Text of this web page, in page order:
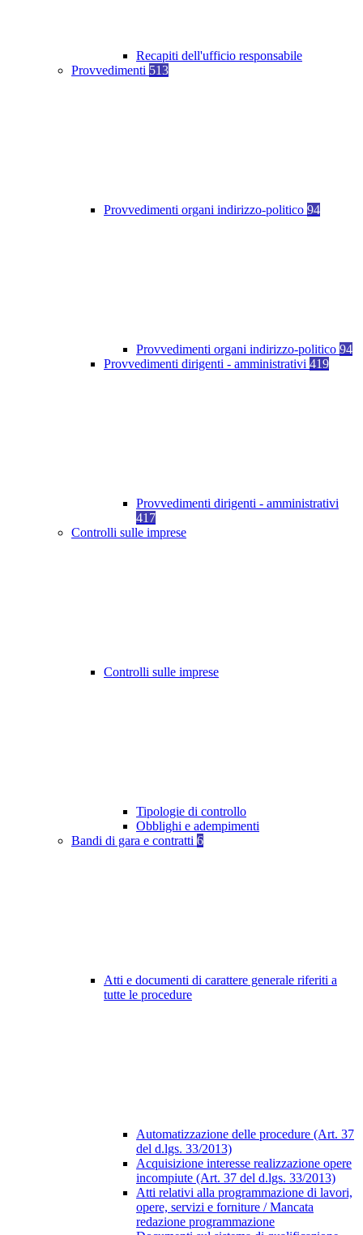
Recapiti dell'ufficio responsabile
Provvedimenti 513
Provvedimenti organi indirizzo-politico 94
Provvedimenti organi indirizzo-politico 94
Provvedimenti dirigenti - amministrativi 419
Provvedimenti dirigenti - amministrativi
417
Controlli sulle imprese
Controlli sulle imprese
Tipologie di controllo
Obblighi e adempimenti
Bandi di gara e contratti 6
Atti e documenti di carattere generale riferiti a
tutte le procedure
Automatizzazione delle procedure (Art. 37
del d.lgs. 33/2013)
Acquisizione interesse realizzazione opere
incompiute (Art. 37 del d.lgs. 33/2013)
Atti relativi alla programmazione di lavori,
opere, servizi e forniture / Mancata
redazione programmazione